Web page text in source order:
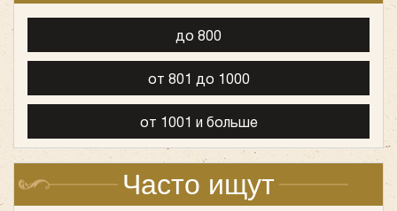
до 800
от 801 до 1000
от 1001 и больше
Часто ищут